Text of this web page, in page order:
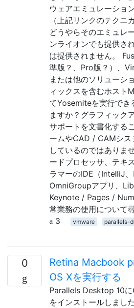
ウェアエミュレーショ
（上記リンクのテクニ
どうやらそのエミュレ
ンライオンでも提供さ
は提供されません。
準版？、Pro版？）、
または他のソリューシ
ィックスを含むホスト
てYosemiteを実行でき
ますか？グラフィック
サポートを文書化する
ームやCAD / CAMシス
しているのではありま
ードプロセッサ、テキ
ラマーのIDE（IntelliJ、
OmniGroupアプリ、
Keynote / Pages /
常業務の使用について
3
vmware parallels-
0
Retina Macbook
OS Xを実行する
Parallels Desktop 10
をインストールしまし